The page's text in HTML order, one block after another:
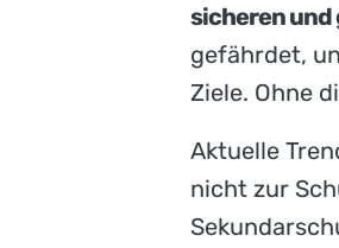
sicheren
gefährdet,
Ziele. Ohne
Aktuelle
nicht zur